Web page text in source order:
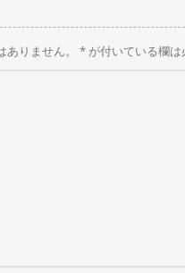
りません。 *が付いている欄は